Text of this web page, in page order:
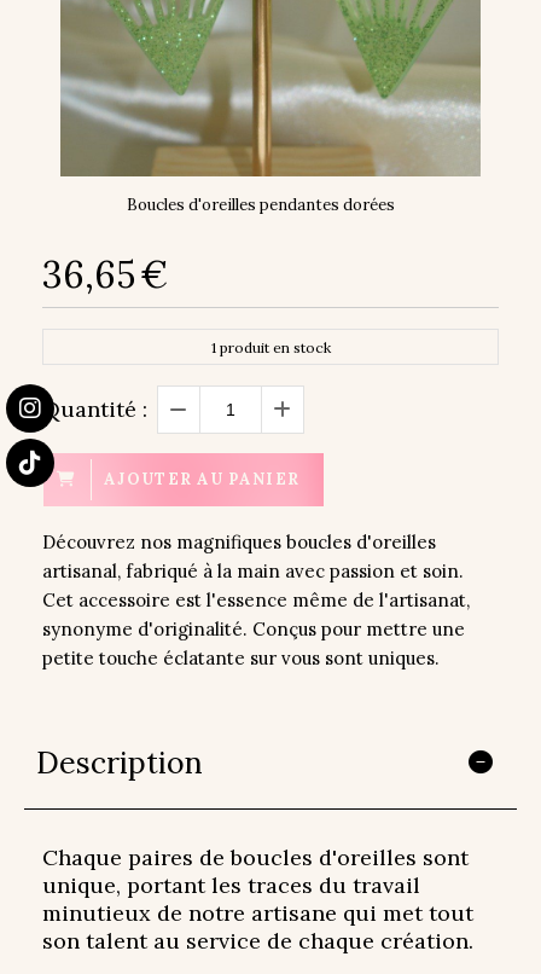
Boucles d'oreilles pendantes dorées
36,65€
1 produit en stock
Quantité :
AJOUTER AU PANIER
Découvrez nos magnifiques boucles d'oreilles
artisanal, fabriqué à la main avec passion et soin.
Cet accessoire est l'essence même de l'artisanat,
synonyme d'originalité. Conçus pour mettre une
petite touche éclatante sur vous sont uniques.
Description
Chaque paires de boucles d'oreilles sont
unique, portant les traces du travail
minutieux de notre artisane qui met tout
son talent au service de chaque création.